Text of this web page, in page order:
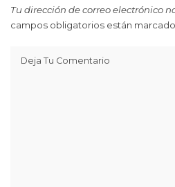
Tu dirección de correo electrónico
campos obligatorios están